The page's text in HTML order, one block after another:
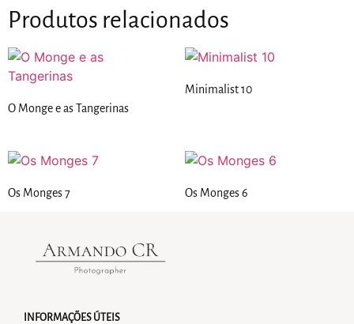
Produtos relacionados
O Monge e as Tangerinas
Minimalist 10
Os Monges 7 Os Monges 6
INFORMAÇÕES ÚTEIS